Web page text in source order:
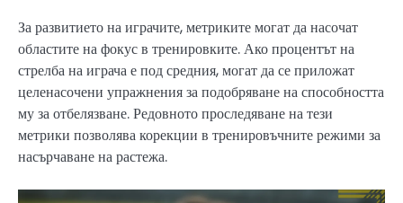
За развитието на играчите, метриките могат да насочат
областите на фокус в тренировките. Ако процентът на
стрелба на играча е под средния, могат да се приложат
целенасочени упражнения за подобряване на способността
му за отбелязване. Редовното проследяване на тези
метрики позволява корекции в тренировъчните режими за
насърчаване на растежа.